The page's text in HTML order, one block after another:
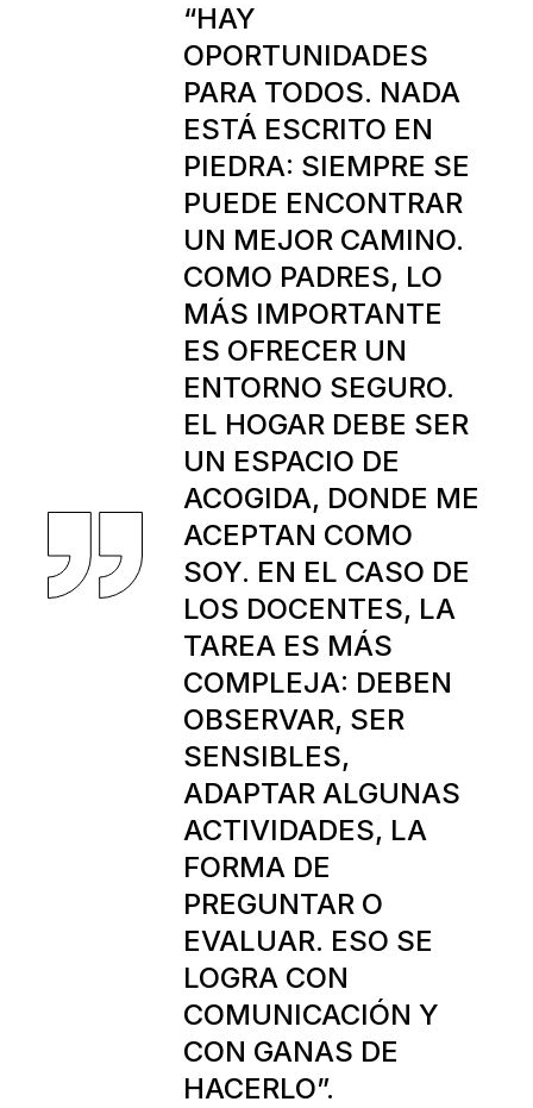
“HAY
OPORTUNIDADES
PARA TODOS. NADA
ESTÁ ESCRITO EN
PIEDRA: SIEMPRE SE
PUEDE ENCONTRAR
UN MEJOR CAMINO.
COMO PADRES, LO
MÁS IMPORTANTE
ES OFRECER UN
ENTORNO SEGURO.
EL HOGAR DEBE SER
UN ESPACIO DE
ACOGIDA, DONDE ME
ACEPTAN COMO
SOY. EN EL CASO DE
LOS DOCENTES, LA
TAREA ES MÁS
COMPLEJA: DEBEN
OBSERVAR, SER
SENSIBLES,
ADAPTAR ALGUNAS
ACTIVIDADES, LA
FORMA DE
PREGUNTAR O
EVALUAR. ESO SE
LOGRA CON
COMUNICACIÓN Y
CON GANAS DE
HACERLO”.